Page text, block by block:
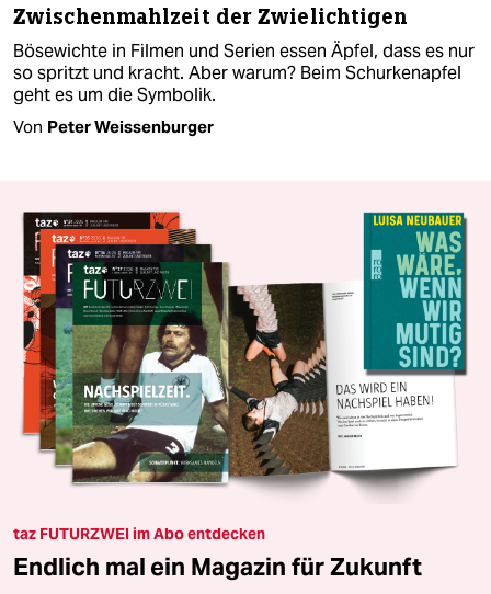
Zwischenmahlzeit der Zwielichtigen
Bösewichte in Filmen und Serien essen Äpfel, dass es nur
so spritzt und kracht. Aber warum? Beim Schurkenapfel
geht es um die Symbolik.
Von Peter Weissenburger
taz FUTURZWEI im Abo entdecken
Endlich mal ein Magazin für Zukunft